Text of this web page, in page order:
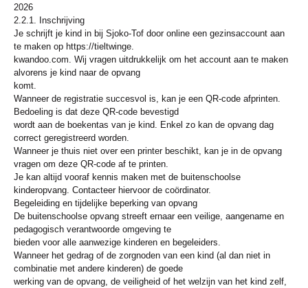
2026
2.2.1. Inschrijving
Je schrijft je kind in bij Sjoko-Tof door online een gezinsaccount aan
te maken op https://tieltwinge.
kwandoo.com. Wij vragen uitdrukkelijk om het account aan te maken
alvorens je kind naar de opvang
komt.
Wanneer de registratie succesvol is, kan je een QR-code afprinten.
Bedoeling is dat deze QR-code bevestigd
wordt aan de boekentas van je kind. Enkel zo kan de opvang dag
correct geregistreerd worden.
Wanneer je thuis niet over een printer beschikt, kan je in de opvang
vragen om deze QR-code af te printen.
Je kan altijd vooraf kennis maken met de buitenschoolse
kinderopvang. Contacteer hiervoor de coördinator.
Begeleiding en tijdelijke beperking van opvang
De buitenschoolse opvang streeft ernaar een veilige, aangename en
pedagogisch verantwoorde omgeving te
bieden voor alle aanwezige kinderen en begeleiders.
Wanneer het gedrag of de zorgnoden van een kind (al dan niet in
combinatie met andere kinderen) de goede
werking van de opvang, de veiligheid of het welzijn van het kind zelf,